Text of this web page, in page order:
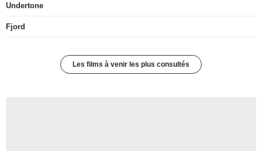
Undertone
Fjord
Les films à venir les plus consultés